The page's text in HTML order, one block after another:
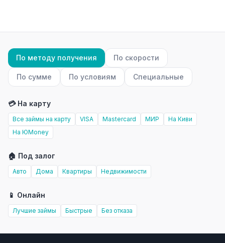
По методу получения По скорости
По сумме По условиям Специальные
💳 На карту
Все займы на карту VISA Mastercard МИР
На Киви
На ЮMoney
🏠 Под залог
Авто Дома Квартиры Недвижимости
📱 Онлайн
Лучшие займы Быстрые Без отказа